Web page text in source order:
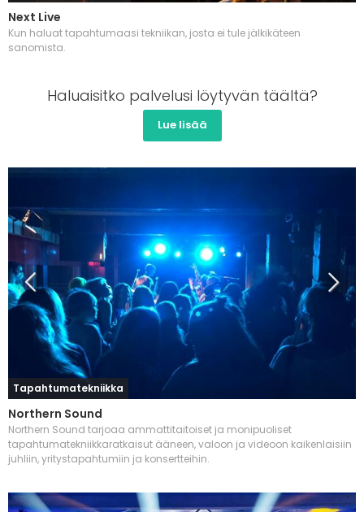
Next Live
Kun haluat tapahtumaasi tekniikan, josta ei tule jälkikäteen
sanomista.
Haluaisitko palvelusi löytyvän täältä?
Lue lisää
Tapahtumatekniikka
Northern Sound
Northern Sound tarjoaa ammattitaitoiset ja monipuoliset
tapahtumatekniikkaratkaisut ääneen, valoon ja videoon kaikenlaisiin
juhliin, yritystapahtumiin ja konsertteihin.